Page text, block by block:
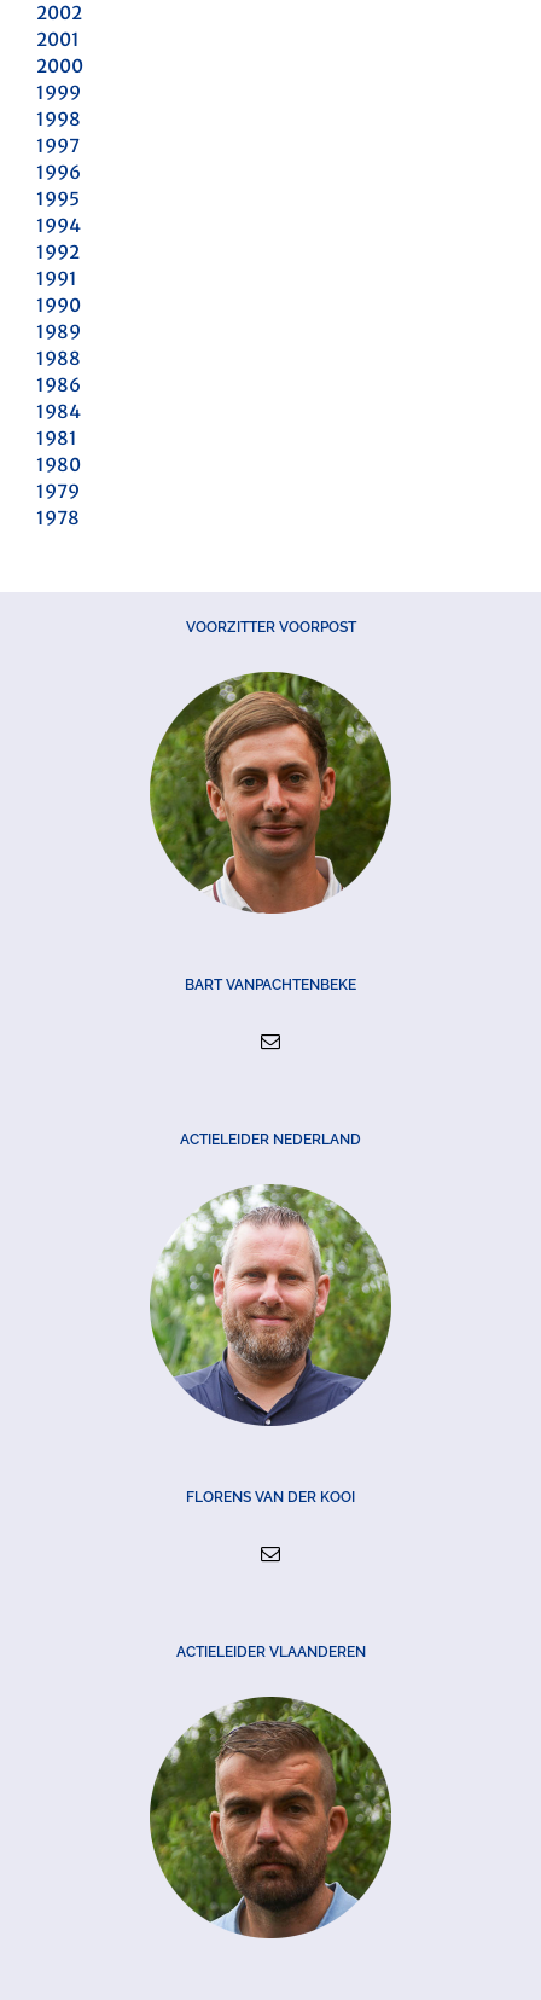
2002
2001
2000
1999
1998
1997
1996
1995
1994
1992
1991
1990
1989
1988
1986
1984
1981
1980
1979
1978
VOORZITTER VOORPOST
BART VANPACHTENBEKE
ACTIELEIDER NEDERLAND
FLORENS VAN DER KOOI
ACTIELEIDER VLAANDEREN